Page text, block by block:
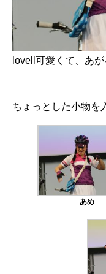
lovell可愛くて、あが
ちょっとした小物を
あめ